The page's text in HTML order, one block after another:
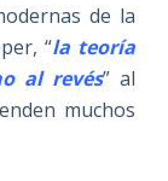
de la
“la teoría
al revés” al
muchos